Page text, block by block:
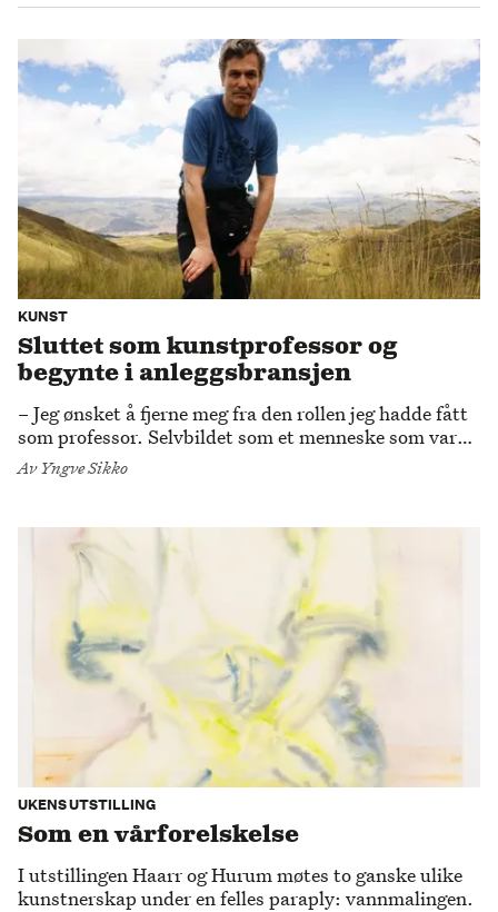
KUNST
Sluttet som kunstprofessor og
begynte i anleggsbransjen
– Jeg ønsket å fjerne meg fra den rollen jeg hadde fått
som professor. Selvbildet som et menneske som var
vant til å håndtere makt, sier Hans Hamid
Rasmussen, nå aktuell med betongkunst på Trafo
Av Yngve Sikko
UKENS UTSTILLING
Som en vårforelskelse
I utstillingen Haarr og Hurum møtes to ganske ulike
kunstnerskap under en felles paraply: vannmalingen.